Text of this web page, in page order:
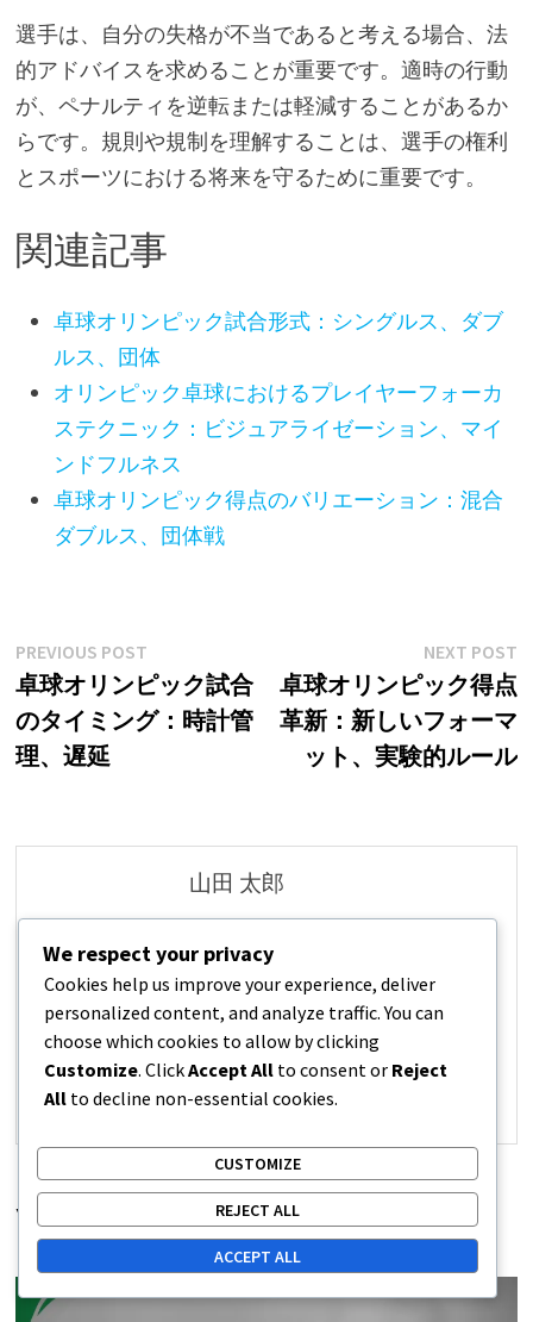
選手は、自分の失格が不当であると考える場合、法
的アドバイスを求めることが重要です。適時の行動
が、ペナルティを逆転または軽減することがあるか
らです。規則や規制を理解することは、選手の権利
とスポーツにおける将来を守るために重要です。
関連記事
卓球オリンピック試合形式：シングルス、ダブ
ルス、団体
オリンピック卓球におけるプレイヤーフォーカ
ステクニック：ビジュアライゼーション、マイ
ンドフルネス
卓球オリンピック得点のバリエーション：混合
ダブルス、団体戦
Post
navigation
PREVIOUS POSTPrevious
post:
卓球オリンピック試合
のタイミング：時計管
理、遅延
NEXT POST
卓球オリンピック得点
革新：新しいフォーマ
ット、実験的ルール
山田 太郎
オリンピックの卓球ルールに精
通したスポーツライターで、卓
球の普及活動にも力を入れてい
る。
View all posts by 山田 太郎 →
YOU MIGHT ALSO LIKE
We respect your privacy
Cookies help us improve your experience, deliver
personalized content, and analyze traffic. You can
choose which cookies to allow by clicking
Customize. ClickAccept All to consent or Reject
All to decline non-essential cookies.
CUSTOMIZE
REJECT ALL
ACCEPT ALL